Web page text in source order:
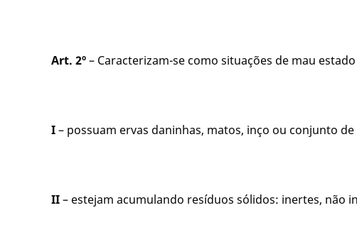
Art. 2º– Caracterizam-se como situações de mau
I– possuam ervas daninhas, matos, inço ou conjunto
II– estejam acumulando resíduos sólidos: inertes, não